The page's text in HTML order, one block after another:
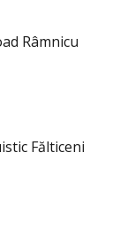
Râmnicu
Fălticeni